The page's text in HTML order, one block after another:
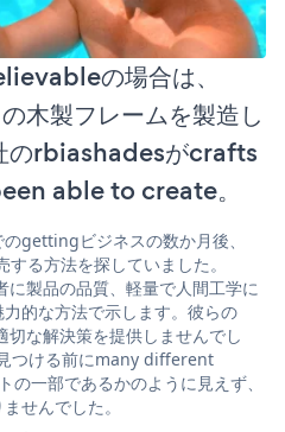
の場合は、
木製フレームを製造し
のrbiashadesがcrafts
able to create。
gettingビジネスの数か月後、
る方法を探していました。
製品の品質、軽量で人間工学に
的な方法で示します。彼らの
な解決策を提供しませんでし
つける前にmany different
一部であるかのように見えず、
せんでした。